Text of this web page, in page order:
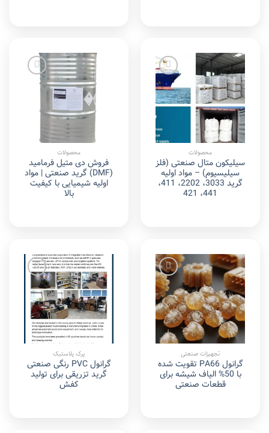
Add to
wishlist
محصولات
سیلیکون متال صنعتی (فلز
سیلیسیوم) – مواد اولیه
گرید 3033، 2202، 411،
441، 421
Add to
محصولات
فروش دی متیل فرمامید
(DMF) گرید صنعتی | مواد
اولیه شیمیایی با کیفیت
بالا
Add to
wishlist
تجهیزات صنعتی
گرانول PA66 تقویت شده
با 50% الیاف شیشه برای
قطعات صنعتی
Add to
wishlist
پرک پلاستیک
گرانول PVC رنگی صنعتی
گرید تزریقی برای تولید
کفش